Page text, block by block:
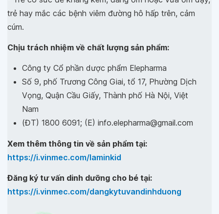
trẻ hay mắc các bệnh viêm đường hô hấp trên, cảm
cúm.
Chịu trách nhiệm về chất lượng sản phẩm:
Công ty Cổ phần dược phẩm Elepharma
Số 9, phố Trương Công Giai, tổ 17, Phường Dịch
Vọng, Quận Cầu Giấy, Thành phố Hà Nội, Việt
Nam
(ĐT) 1800 6091; (E) info.elepharma@gmail.com
Xem thêm thông tin về sản phẩm tại:
https://i.vinmec.com/laminkid
Đăng ký tư vấn dinh dưỡng cho bé tại:
https://i.vinmec.com/dangkytuvandinhduong